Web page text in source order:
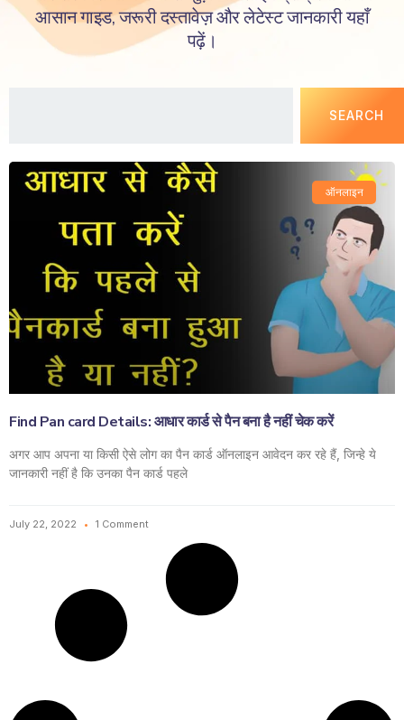
आसान गाइड, जरूरी दस्तावेज़ और लेटेस्ट जानकारी यहाँ
पढ़ें।
SEARCH
ऑनलाइन
Find Pan card Details: आधार कार्ड से पैन बना है नहीं चेक करें
अगर आप अपना या किसी ऐसे लोग का पैन कार्ड ऑनलाइन आवेदन कर रहे हैं, जिन्हे ये
जानकारी नहीं है कि उनका पैन कार्ड पहले
July 22, 2022 1 Comment